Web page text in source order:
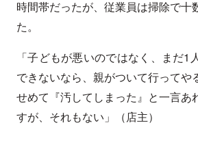
時間帯だったが、従業員は掃除で十
た。
「子どもが悪いのではなく、まだ1
できないなら、親がついて行ってや
せめて『汚してしまった』と一言あ
すが、それもない」（店主）